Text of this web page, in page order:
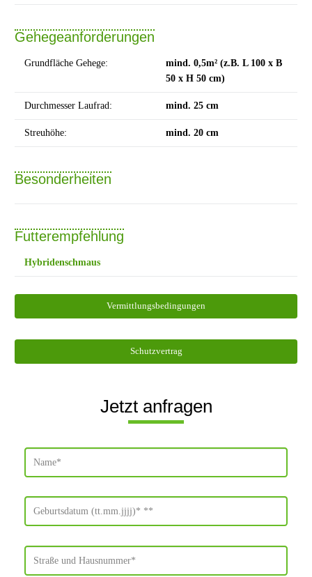
Gehegeanforderungen
Grundfläche Gehege:
mind. 0,5m² (z.B. L 100 x B
50 x H 50 cm)
Durchmesser Laufrad: mind. 25 cm
Streuhöhe: mind. 20 cm
Besonderheiten
Futterempfehlung
Hybridenschmaus
Vermittlungsbedingungen
Schutzvertrag
Jetzt anfragen